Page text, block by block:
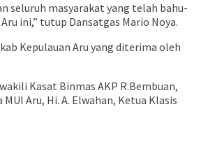
seluruh masyarakat yang telah bahu-
ini,” tutup Dansatgas Mario Noya.
Kepulauan Aru yang diterima oleh
Kasat Binmas AKP R.Bembuan,
Aru, Hi. A. Elwahan, Ketua Klasis